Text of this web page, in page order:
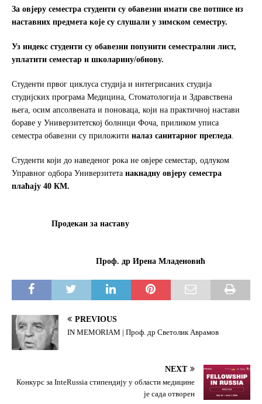
За овјеру семестра студенти су обавезни имати све потписе из
наставних предмета које су слушали у зимском семестру.
Уз индекс студенти су обавезни попунити семестрални лист,
уплатити семестар и школарину/обнову.
Студенти првог циклуса студија и интегрисаних студија
студијских програма Медицина, Стоматологија и Здравствена
њега, осим апсолвената и поноваца, који на практичној настави
бораве у Универзитетској болници Фоча, приликом уписа
семестра обавезни су приложити налаз санитарног прегледа
Студенти који до наведеног рока не овјере семестар, одлуком
Управног одбора Универзитета накнадну овјеру семестра
плаћају 40 КМ.
Продекан за наставу
Проф. др Ирена Младеновић
PREVIOUS
IN MEMORIAM | Проф. др Светолик Аврамов
NEXT
Конкурс за InteRussia стипендију у области медицине
је сада отворен